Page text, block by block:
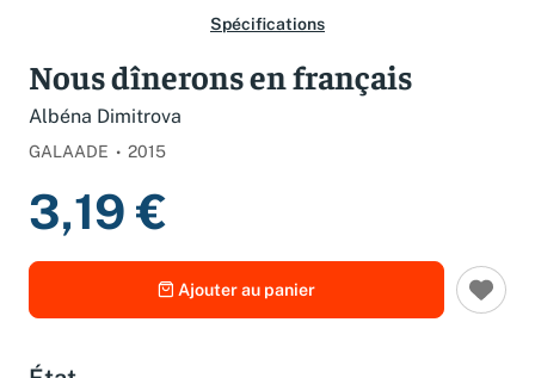
Nous dînerons en français
3,19 €
Ajouter au panier